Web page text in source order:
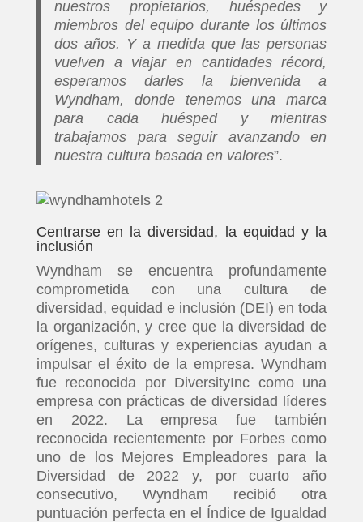
nuestros propietarios, huéspedes y
miembros del equipo durante los últimos
dos años. Y a medida que las personas
vuelven a viajar en cantidades récord,
esperamos darles la bienvenida a
Wyndham, donde tenemos una marca
para cada huésped y mientras
trabajamos para seguir avanzando en
nuestra cultura basada en valores”.
Centrarse en la diversidad, la equidad y la
inclusión
Wyndham se encuentra profundamente
comprometida con una cultura de
diversidad, equidad e inclusión (DEI) en toda
la organización, y cree que la diversidad de
orígenes, culturas y experiencias ayudan a
impulsar el éxito de la empresa. Wyndham
fue reconocida por DiversityInc como una
empresa con prácticas de diversidad líderes
en 2022. La empresa fue también
reconocida recientemente por Forbes como
uno de los Mejores Empleadores para la
Diversidad de 2022 y, por cuarto año
consecutivo, Wyndham recibió otra
puntuación perfecta en el Índice de Igualdad